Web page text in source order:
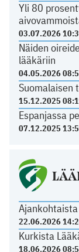
Yli 80
03.07.2026
Näiden
lääkäriin
04.05.2026
Suomalaisen
15.12.2025
Espanjassa
07.12.2025
22.06.2026
Kurkista
18.06.2026